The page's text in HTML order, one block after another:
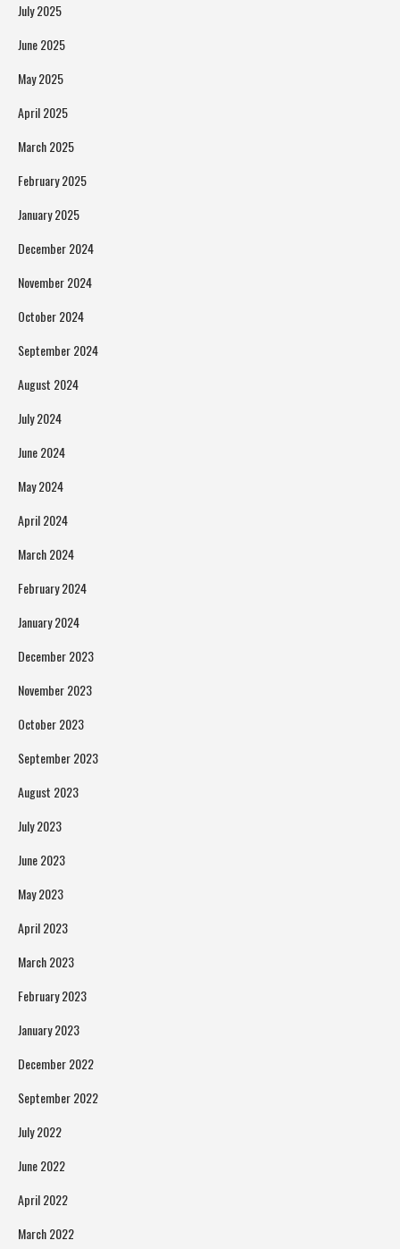
July 2025
June 2025
May 2025
April 2025
March 2025
February 2025
January 2025
December 2024
November 2024
October 2024
September 2024
August 2024
July 2024
June 2024
May 2024
April 2024
March 2024
February 2024
January 2024
December 2023
November 2023
October 2023
September 2023
August 2023
July 2023
June 2023
May 2023
April 2023
March 2023
February 2023
January 2023
December 2022
September 2022
July 2022
June 2022
April 2022
March 2022